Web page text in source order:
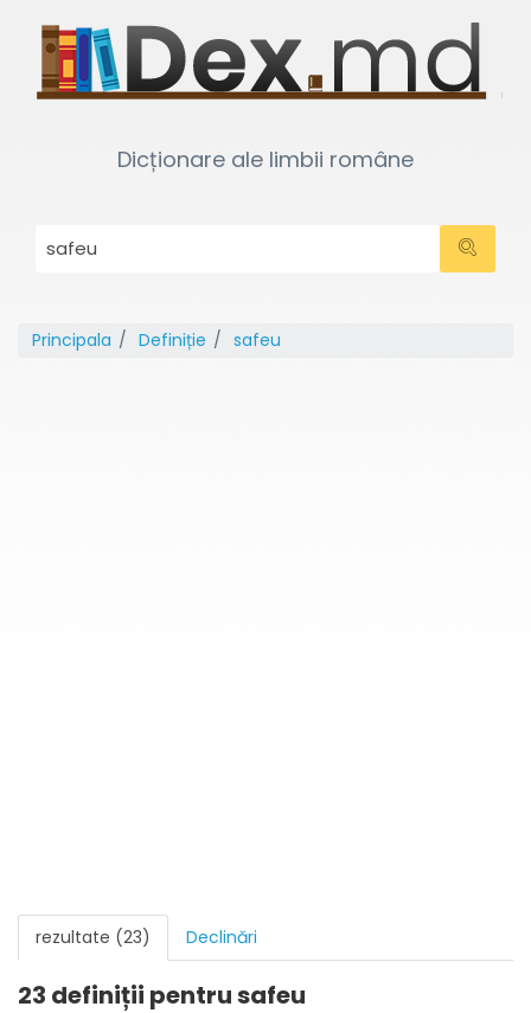
Dicționare ale limbii române
Principala Definiție safeu
rezultate (23) Declinări
23 definiții pentrusafeu